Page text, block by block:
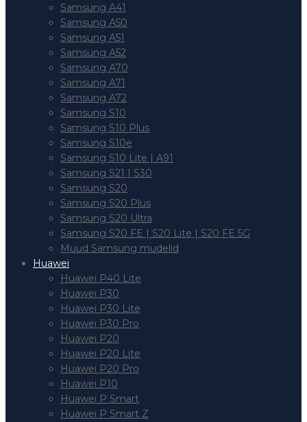
Samsung A41
Samsung A50
Samsung A51
Samsung A52
Samsung A70
Samsung A71
Samsung A72
Samsung S10
Samsung S10 Plus
Samsung S10e
Samsung S10 Lite | A91
Samsung S21 | S30
Samsung S20
Samsung S20 Plus
Samsung S20 Ultra
Samsung S20 FE | S20 Lite | S20 FE 5G
Muud Samsung mudelid
Huawei
Huawei P40 Lite
Huawei P30
Huawei P30 Lite
Huawei P30 Pro
Huawei P20
Huawei P20 Lite
Huawei P20 Pro
Huawei P10
Huawei P Smart
Huawei P Smart Z